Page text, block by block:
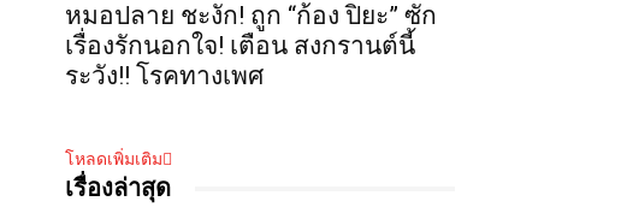
หมอปลาย ชะงัก! ถูก “ก้อง ปิยะ” ซัก
เรื่องรักนอกใจ! เตือน สงกรานต์นี้
ระวัง!! โรคทางเพศ
โหลดเพิ่มเติม
เรื่องล่าสุด